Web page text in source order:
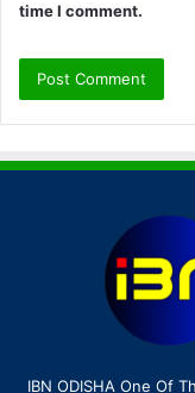
time I comment.
IBN ODISHA One Of